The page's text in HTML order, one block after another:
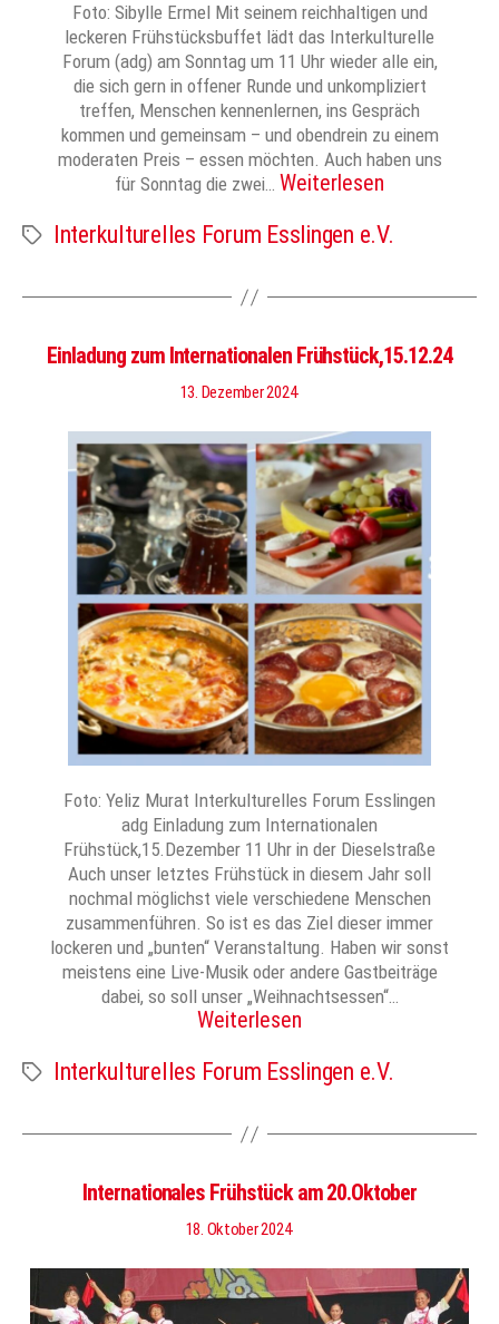
Foto: Sibylle Ermel Mit seinem reichhaltigen und
leckeren Frühstücksbuffet lädt das Interkulturelle
Forum (adg) am Sonntag um 11 Uhr wieder alle ein,
die sich gern in offener Runde und unkompliziert
treffen, Menschen kennenlernen, ins Gespräch
kommen und gemeinsam – und obendrein zu einem
moderaten Preis – essen möchten. Auch haben uns
für Sonntag die zwei… Weiterlesen
SchlagwörterInterkulturelles Forum Esslingen e.V.
Einladung zum Internationalen Frühstück,15.12.24
13. Dezember 2024
Foto: Yeliz Murat Interkulturelles Forum Esslingen
adg Einladung zum Internationalen
Frühstück,15.Dezember 11 Uhr in der Dieselstraße
Auch unser letztes Frühstück in diesem Jahr soll
nochmal möglichst viele verschiedene Menschen
zusammenführen. So ist es das Ziel dieser immer
lockeren und „bunten“ Veranstaltung. Haben wir sonst
meistens eine Live-Musik oder andere Gastbeiträge
dabei, so soll unser „Weihnachtsessen“…
Weiterlesen
SchlagwörterInterkulturelles Forum Esslingen e.V.
Internationales Frühstück am 20.Oktober
18. Oktober 2024